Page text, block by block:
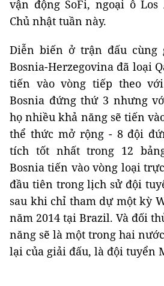
vận động SoFi, ngoại ô Los
Chủ nhật tuần này.
Diễn biến ở trận đấu cùng
Bosnia-Herzegovina đã loại
tiến vào vòng tiếp theo
Bosnia đứng thứ 3 nhưng
họ nhiều khả năng sẽ tiến
thể thức mở rộng - 8 đội
tích tốt nhất trong 12
Bosnia tiến vào vòng loại
đầu tiên trong lịch sử đội
sau khi chỉ tham dự một kỳ
năm 2014 tại Brazil. Và đối
năng sẽ là một trong hai
lại của giải đấu, là đội tuyển